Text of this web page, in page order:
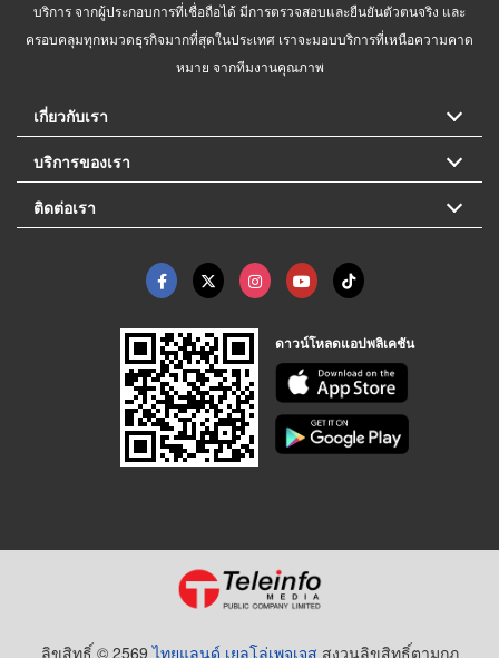
บริการ จากผู้ประกอบการที่เชื่อถือได้ มีการตรวจสอบและยืนยันตัวตนจริง และ
ครอบคลุมทุกหมวดธุรกิจมากที่สุดในประเทศ เราจะมอบบริการที่เหนือความคาด
หมาย จากทีมงานคุณภาพ
เกี่ยวกับเรา
บริการของเรา
ติดต่อเรา
ดาวน์โหลดแอปพลิเคชัน
ลิขสิทธิ์ © 2569ไทยแลนด์ เยลโล่เพจเจส สงวนลิขสิทธิ์ตามกฏ